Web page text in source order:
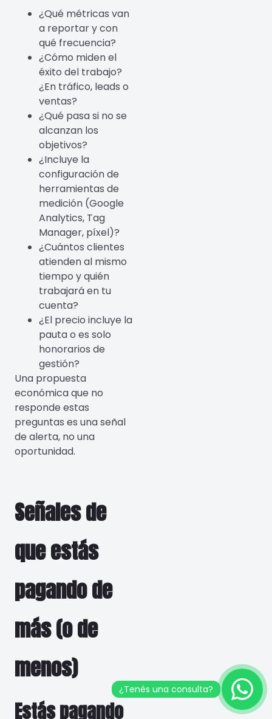
¿Qué métricas van
a reportar y con
qué frecuencia?
¿Cómo miden el
éxito del trabajo?
¿En tráfico, leads o
ventas?
¿Qué pasa si no se
alcanzan los
objetivos?
¿Incluye la
configuración de
herramientas de
medición (Google
Analytics, Tag
Manager, píxel)?
¿Cuántos clientes
atienden al mismo
tiempo y quién
trabajará en tu
cuenta?
¿El precio incluye la
pauta o es solo
honorarios de
gestión?
Una propuesta
económica que no
responde estas
preguntas es una señal
de alerta, no una
oportunidad.
Señales de
que estás
pagando de
más (o de
menos)
Estás pagando